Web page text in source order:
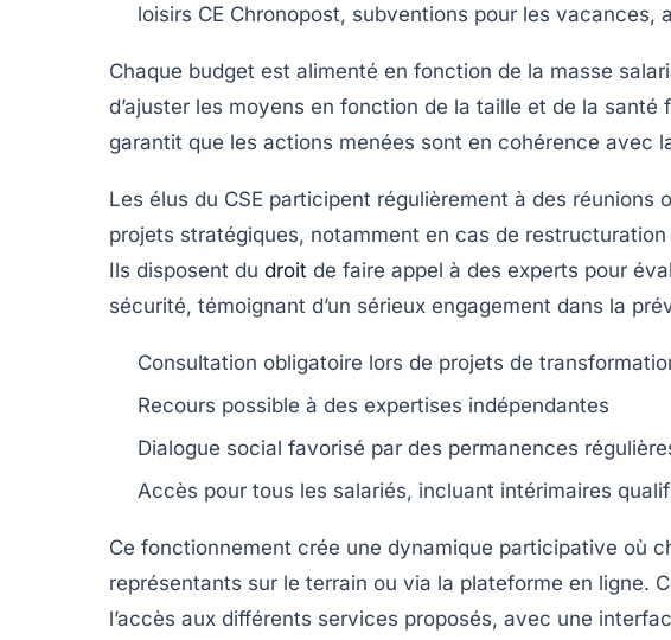
loisirs CE Chronopost, subventions pour les vacances,
Chaque budget est alimenté en fonction de la masse
d’ajuster les moyens en fonction de la taille et de la
garantit que les actions menées sont en cohérence avec
Les élus du CSE participent régulièrement à des réunions
projets stratégiques, notamment en cas de
Ils disposent du droit de faire appel à des experts pour
sécurité, témoignant d’un sérieux engagement dans la
Consultation obligatoire lors de projets de
Recours possible à des expertises indépendantes
Dialogue social favorisé par des permanences
Accès pour tous les salariés, incluant intérimaires
Ce fonctionnement crée une dynamique participative où
représentants sur le terrain ou via la plateforme en ligne.
l’accès aux différents services proposés, avec une